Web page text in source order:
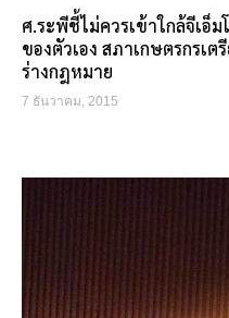
ศ.ระพีชี้ไม่ควรเข้าใกล้จีเอ็
ของตัวเอง สภาเกษตรกรเ
ร่างกฎหมาย
7 ธันวาคม, 2015